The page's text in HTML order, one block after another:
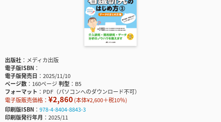
出版社
メディカ出版
電子版ISBN
電子版発売日
2025/11/10
ページ数
160ページ判型
B5
フォーマット
PDF（パソコンへのダウンロード不可）
電子版販売価格： ¥2,860(本体¥2,600＋税10％)
印刷版ISBN
978-4-8404-8843-3
印刷版発行年月
2025/11